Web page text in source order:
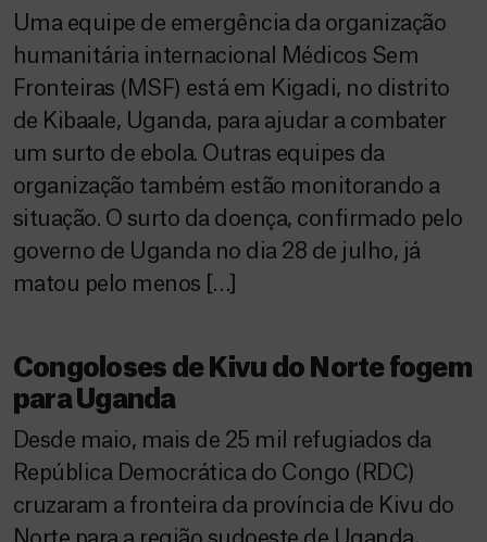
Uma equipe de emergência da organização
humanitária internacional Médicos Sem
Fronteiras (MSF) está em Kigadi, no distrito
de Kibaale, Uganda, para ajudar a combater
um surto de ebola. Outras equipes da
organização também estão monitorando a
situação. O surto da doença, confirmado pelo
governo de Uganda no dia 28 de julho, já
matou pelo menos […]
Congoloses de Kivu do Norte fogem
para Uganda
Desde maio, mais de 25 mil refugiados da
República Democrática do Congo (RDC)
cruzaram a fronteira da província de Kivu do